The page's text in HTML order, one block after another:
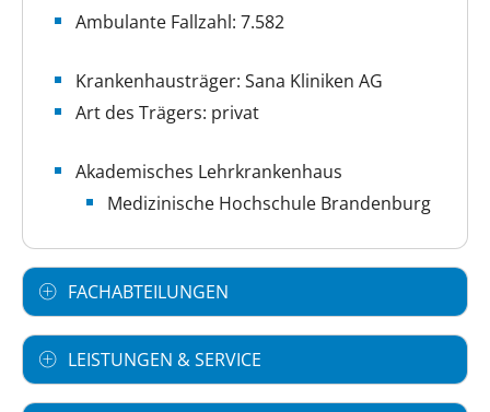
Ambulante Fallzahl: 7.582
Krankenhausträger: Sana Kliniken AG
Art des Trägers: privat
Akademisches Lehrkrankenhaus
Medizinische Hochschule Brandenburg
FACHABTEILUNGEN
LEISTUNGEN & SERVICE